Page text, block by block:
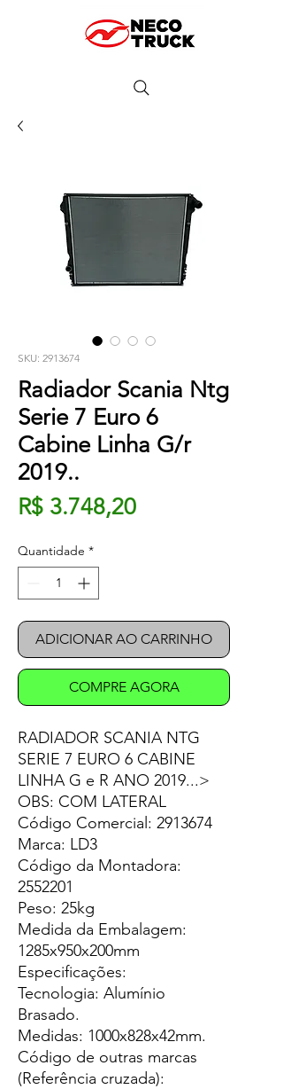
SKU: 2913674
Radiador Scania Ntg
Serie 7 Euro 6
Cabine Linha G/r
2019..
R$ 3.748,20Preço
Quantidade *
ADICIONAR AO CARRINHO
COMPRE AGORA
RADIADOR SCANIA NTG
SERIE 7 EURO 6 CABINE
LINHA G e R ANO 2019...>
OBS: COM LATERAL
Código Comercial: 2913674
Marca: LD3
Código da Montadora:
2552201
Peso: 25kg
Medida da Embalagem:
1285x950x200mm
Especificações:
Tecnologia: Alumínio
Brasado.
Medidas: 1000x828x42mm.
Código de outras marcas
(Referência cruzada):